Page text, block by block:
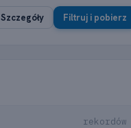
Szczegóły Filtruj i pobierz
rekordów